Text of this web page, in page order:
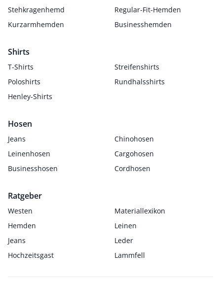
Stehkragenhemd
Regular-Fit-Hemden
Kurzarmhemden
Businesshemden
Shirts
T-Shirts
Streifenshirts
Poloshirts
Rundhalsshirts
Henley-Shirts
Hosen
Jeans
Chinohosen
Leinenhosen
Cargohosen
Businesshosen
Cordhosen
Ratgeber
Westen
Materiallexikon
Hemden
Leinen
Jeans
Leder
Hochzeitsgast
Lammfell